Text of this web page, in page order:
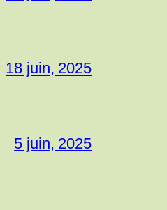
18 juin, 2025
5 juin, 2025